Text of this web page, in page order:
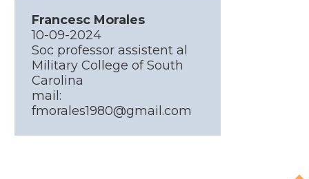
Francesc Morales
10-09-2024
Soc professor assistent al
Military College of South
Carolina
mail:
fmorales1980@gmail.com